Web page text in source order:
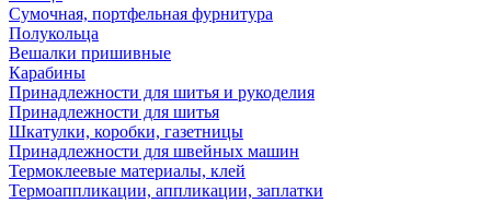
Сумочная, портфельная фурнитура
Полукольца
Вешалки пришивные
Карабины
Принадлежности для шитья и рукоделия
Принадлежности для шитья
Шкатулки, коробки, газетницы
Принадлежности для швейных машин
Термоклеевые материалы, клей
Термоаппликации, аппликации, заплатки